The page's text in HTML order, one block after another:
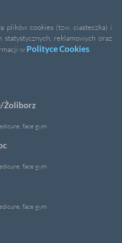
plików cookies (tzw. ciasteczka) i
reklamowych oraz
w Polityce Cookies.
Żoliborz
face gym
face gym
face gym